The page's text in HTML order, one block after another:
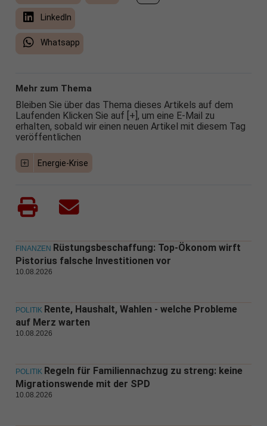
LinkedIn
Whatsapp
Mehr zum Thema
Bleiben Sie über das Thema dieses Artikels auf dem
Laufenden Klicken Sie auf [+], um eine E-Mail zu
erhalten, sobald wir einen neuen Artikel mit diesem Tag
veröffentlichen
Energie-Krise
FINANZEN Rüstungsbeschaffung: Top-Ökonom wirft
Pistorius falsche Investitionen vor
10.08.2026
POLITIK Rente, Haushalt, Wahlen - welche Probleme
auf Merz warten
10.08.2026
POLITIK Regeln für Familiennachzug zu streng: keine
Migrationswende mit der SPD
10.08.2026